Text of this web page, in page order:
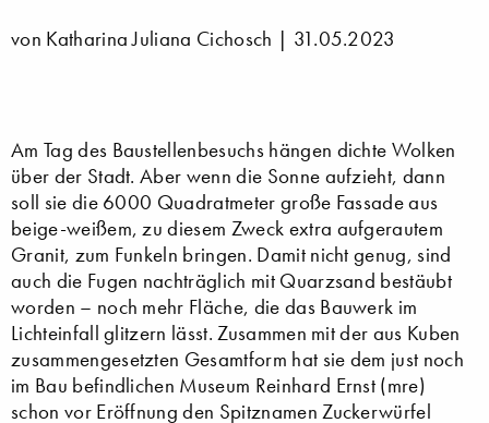
von Katharina Juliana Cichosch | 31.05.2023
Am Tag des Baustellenbesuchs hängen dichte Wolken
über der Stadt. Aber wenn die Sonne aufzieht, dann
soll sie die 6000 Quadratmeter große Fassade aus
beige-weißem, zu diesem Zweck extra aufgerautem
Granit, zum Funkeln bringen. Damit nicht genug, sind
auch die Fugen nachträglich mit Quarzsand bestäubt
worden – noch mehr Fläche, die das Bauwerk im
Lichteinfall glitzern lässt. Zusammen mit der aus Kuben
zusammengesetzten Gesamtform hat sie dem just noch
im Bau befindlichen Museum Reinhard Ernst (mre)
schon vor Eröffnung den Spitznamen Zuckerwürfel